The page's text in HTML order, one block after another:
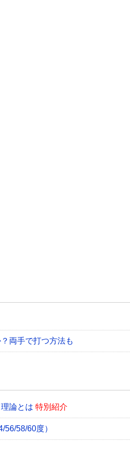
両手で打つ方法も
論とは 特別紹介
58/60度）